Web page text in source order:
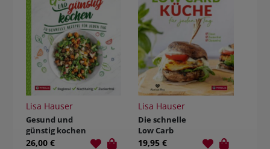
Lisa Hauser
Gesund und
günstig kochen
26,00 €
Lisa Hauser
Die schnelle
Low Carb
Küche für
19,95 €